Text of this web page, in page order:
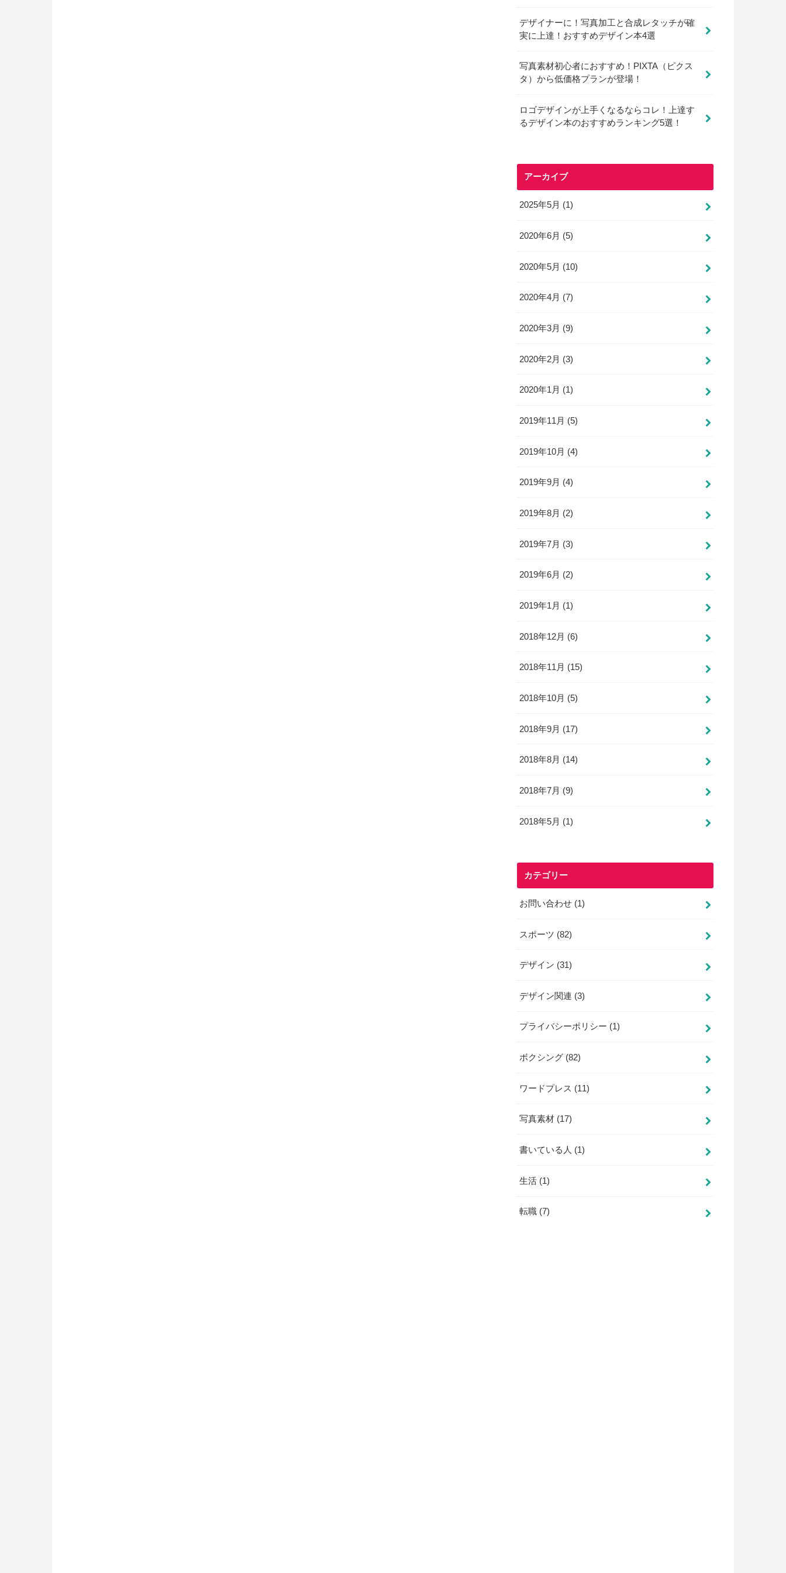
デザイナーに！写真加工と合成レタッチが確
実に上達！おすすめデザイン本4選
写真素材初心者におすすめ！PIXTA（ピクス
タ）から低価格プランが登場！
ロゴデザインが上手くなるならコレ！上達す
るデザイン本のおすすめランキング5選！
アーカイブ
2025年5月 (1)
2020年6月 (5)
2020年5月 (10)
2020年4月 (7)
2020年3月 (9)
2020年2月 (3)
2020年1月 (1)
2019年11月 (5)
2019年10月 (4)
2019年9月 (4)
2019年8月 (2)
2019年7月 (3)
2019年6月 (2)
2019年1月 (1)
2018年12月 (6)
2018年11月 (15)
2018年10月 (5)
2018年9月 (17)
2018年8月 (14)
2018年7月 (9)
2018年5月 (1)
カテゴリー
お問い合わせ (1)
スポーツ (82)
デザイン (31)
デザイン関連 (3)
プライバシーポリシー (1)
ボクシング (82)
ワードプレス (11)
写真素材 (17)
書いている人 (1)
生活 (1)
転職 (7)